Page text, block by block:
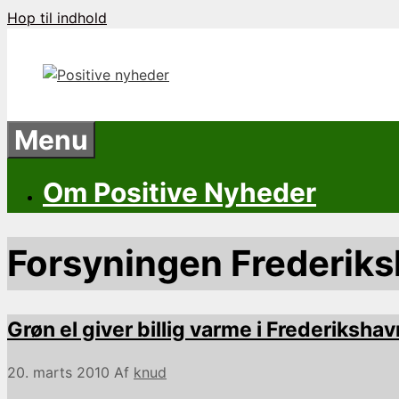
Hop til indhold
Menu
Om Positive Nyheder
Forsyningen
Grøn el giver billig varme i
20. marts 2010 Af knud